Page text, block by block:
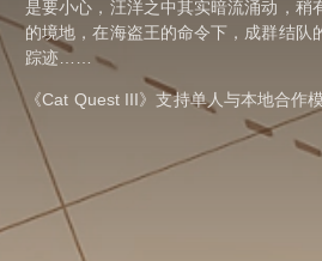
是要小心，汪洋之中其实暗流涌动，稍
的境地，在海盗王的命令下，成群结队
踪迹……
《Cat Quest III》支持单人与本地合作